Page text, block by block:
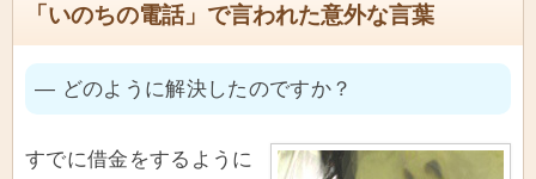
「いのちの電話」で言われた意外な言葉
― どのように解決したのですか？
すでに借金をするように